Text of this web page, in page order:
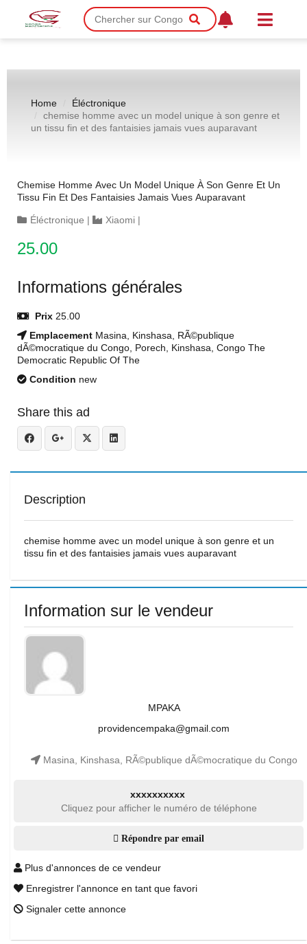
Home
Éléctronique
chemise homme avec un model unique à son genre et
un tissu fin et des fantaisies jamais vues auparavant
Chemise Homme Avec Un Model Unique À Son Genre Et Un
Tissu Fin Et Des Fantaisies Jamais Vues Auparavant
Éléctronique | Xiaomi |
25.00
Informations générales
Prix 25.00
Emplacement Masina, Kinshasa, RÃ©publique
dÃ©mocratique du Congo, Porech, Kinshasa, Congo The
Democratic Republic Of The
Condition new
Share this ad
Description
chemise homme avec un model unique à son genre et un
tissu fin et des fantaisies jamais vues auparavant
Information sur le vendeur
MPAKA
providencempaka@gmail.com
Masina, Kinshasa, RÃ©publique dÃ©mocratique du Congo
xxxxxxxxxx
Cliquez pour afficher le numéro de téléphone
Répondre par email
Plus d'annonces de ce vendeur
Enregistrer l'annonce en tant que favori
Signaler cette annonce